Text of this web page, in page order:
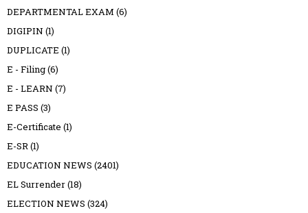
DEPARTMENTAL EXAM (6)
DIGIPIN (1)
DUPLICATE (1)
E - Filing(6)
E - LEARN (7)
E PASS (3)
E-Certificate (1)
E-SR(1)
EDUCATION NEWS (2401)
EL Surrender(18)
ELECTION NEWS (324)